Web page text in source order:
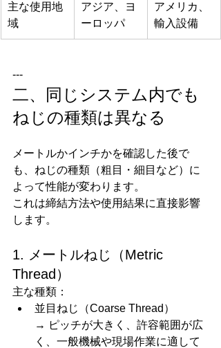
主な使用地
域
アジア、ヨ
ーロッパ
アメリカ、
輸入設備
---
二、同じシステム内でも
ねじの種類は異なる
メートルかインチかを確認した後で
も、ねじの種類（粗目・細目など）に
よって性能が変わります。
これは締結方法や使用結果に直接影響
します。
1. メートルねじ（Metric
Thread）
主な種類：
並目ねじ（Coarse Thread）
→ ピッチが大きく、許容範囲が広
く、一般機械や現場作業に適して